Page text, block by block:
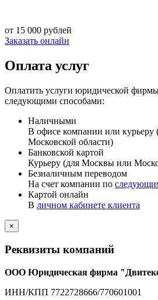
от 15 000 рублей
Заказать онлайн
Оплата услуг
Оплатить услуги юридической
следующими способами:
Наличными
В офисе компании или
Московской области)
Банковской картой
Курьеру (для Москвы или
Безналичным переводом
На счет компании по
Картой онлайн
В личном кабинете клиента
×
Реквизиты компаний
ООО Юридическая фирма
ИНН/КПП 7722728666/770601001